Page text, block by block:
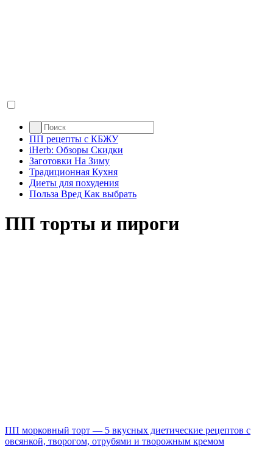
ПП рецепты с КБЖУ
iHerb: Обзоры Скидки
Заготовки На Зиму
Традиционная Кухня
Диеты для похудения
Польза Вред Как выбрать
ПП торты и пироги
ПП морковный торт — 5 вкусных диетические рецептов с
овсянкой, творогом, отрубями и творожным кремом